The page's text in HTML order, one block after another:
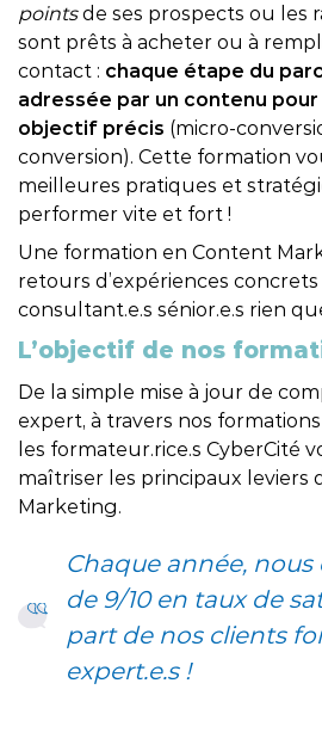
pointsde ses prospects ou les
sont prêts à acheter ou à
contact : chaque étape du
adressée par un contenu
objectif précis (micro-
conversion). Cette formation
meilleures pratiques et
performer vite et fort !
Une formation en Content
retours d’expériences concrets
consultant.e.s sénior.e.s rien
L’objectif de nos
De la simple mise à jour de
expert, à travers nos
les formateur.rice.s CyberCité
maîtriser les principaux leviers
Marketing.
Chaque année,
de 9/10 en taux de
part de nos clients
expert.e.s !